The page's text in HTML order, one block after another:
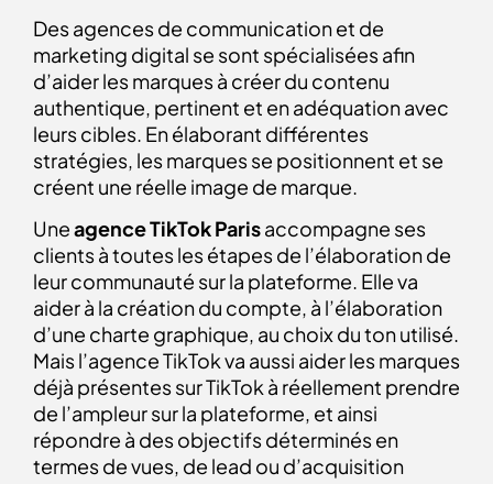
Des agences de communication et de
marketing digital se sont spécialisées afin
d’aider les marques à créer du contenu
authentique, pertinent et en adéquation avec
leurs cibles. En élaborant différentes
stratégies, les marques se positionnent et se
créent une réelle image de marque.
Uneagence TikTok Parisaccompagne ses
clients à toutes les étapes de l’élaboration de
leur communauté sur la plateforme. Elle va
aider à la création du compte, à l’élaboration
d’une charte graphique, au choix du ton utilisé.
Mais l’agence TikTok va aussi aider les marques
déjà présentes sur TikTok à réellement prendre
de l’ampleur sur la plateforme, et ainsi
répondre à des objectifs déterminés en
termes de vues, de lead ou d’acquisition